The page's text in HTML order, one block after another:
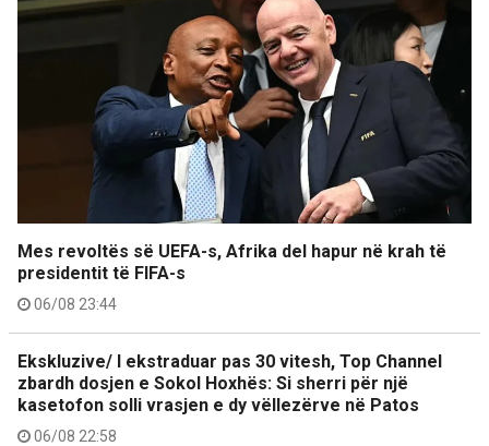
Mes revoltës së UEFA-s, Afrika del hapur në krah të
presidentit të FIFA-s
06/08 23:44
Ekskluzive/ I ekstraduar pas 30 vitesh, Top Channel
zbardh dosjen e Sokol Hoxhës: Si sherri për një
kasetofon solli vrasjen e dy vëllezërve në Patos
06/08 22:58